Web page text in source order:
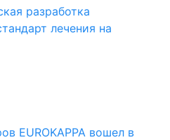
разработка
лечения на
EUROKAPPA вошел в